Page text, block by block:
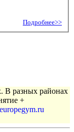
Подробнее>>
В разных районах
+